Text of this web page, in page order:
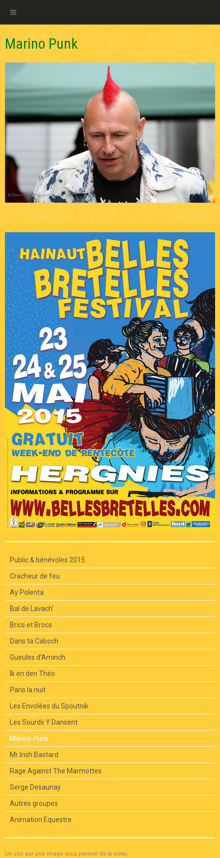
Marino Punk
Public & bénévoles 2015
Cracheur de feu
Ay Polenta
Bal de Lavach'
Brics et Brocs
Dans ta Caboch
Gueules d’Aminch
Ik en den Théo
Paris la nuit
Les Envolées du Spoutnik
Les Sourds Y Dansent
Marino Punk
Mr Irish Bastard
Rage Against The Marmottes
Serge Desaunay
Autres groupes
Animation Equestre
Un clic sur une image vous permet de la noter,